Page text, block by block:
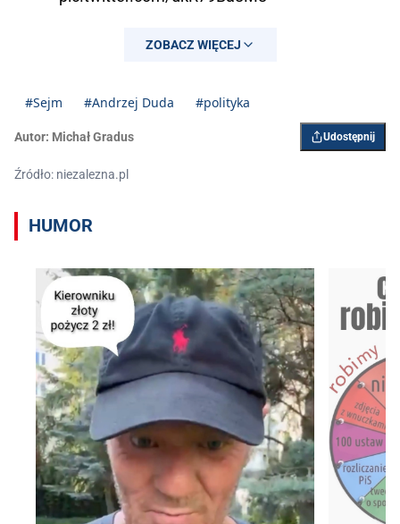
— Kancelaria Prezydenta
ZOBACZ WIĘCEJ
#Sejm #Andrzej Duda #polityka
Autor: Michał Gradus Udostępnij
Źródło: niezalezna.pl
HUMOR